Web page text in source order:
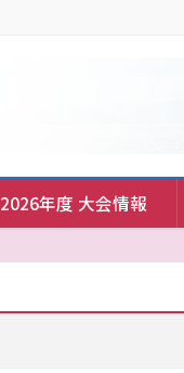
2026年度 大会情報